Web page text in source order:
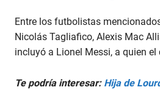
Entre los futbolistas
Nicolás Tagliafico, Alexis Mac
incluyó a Lionel Messi, a quien
Te podría interesar: Hija de